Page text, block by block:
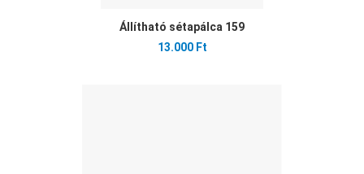
Állítható sétapálca 159
13.000 Ft